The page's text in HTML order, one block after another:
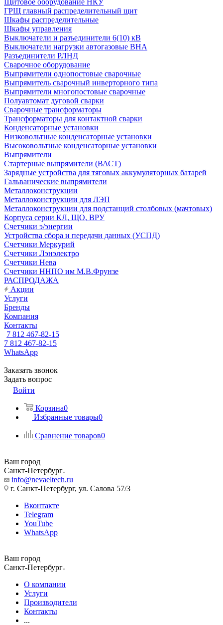
Щитовое оборудование НКУ
ГРЩ главный распределительный щит
Шкафы распределительные
Шкафы управления
Выключатели и разъединители 6(10) кВ
Выключатели нагрузки автогазовые ВНА
Разъединители РЛНД
Сварочное оборудование
Выпрямители однопостовые сварочные
Выпрямитель сварочный инверторного типа
Выпрямители многопостовые сварочные
Полуавтомат дуговой сварки
Сварочные трансформаторы
Трансформаторы для контактной сварки
Конденсаторные установки
Низковольтные конденсаторные установки
Высоковольтные конденсаторные установки
Выпрямители
Стартерные выпрямители (ВАСТ)
Зарядные устройства для тяговых аккумуляторных батарей
Гальванические выпрямители
Металлоконструкции
Металлоконструкции для ЛЭП
Металлоконструкции для подстанций столбовых (мачтовых)
Корпуса серии КЛ, ЩО, ВРУ
Счетчики э/энергии
Устройства сбора и передачи данных (УСПД)
Счетчики Меркурий
Счетчики Лэнэлектро
Счетчики Нева
Счетчики ННПО им М.В.Фрунзе
РАСПРОДАЖА
Акции
Услуги
Бренды
Компания
Контакты
7 812 467-82-15
7 812 467-82-15
WhatsApp
Заказать звонок
Задать вопрос
Войти
Корзина0
Избранные товары0
Сравнение товаров0
Ваш город
Санкт-Петербург
info@nevaeltech.ru
г. Санкт-Петербург, ул. Салова 57/3
Вконтакте
Telegram
YouTube
WhatsApp
Ваш город
Санкт-Петербург
О компании
Услуги
Производители
Контакты
...